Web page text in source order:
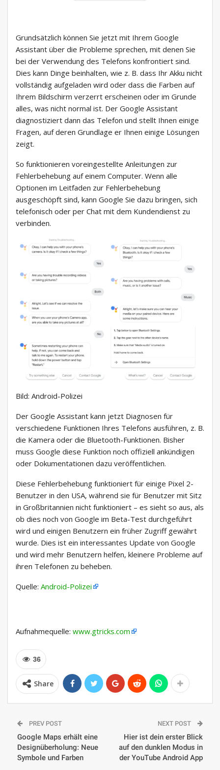
Grundsätzlich können Sie jetzt mit Ihrem Google
Assistant über die Probleme sprechen, mit denen Sie
bei der Verwendung des Telefons konfrontiert sind.
Dies kann Dinge beinhalten, wie z. B. dass Ihr Akku nicht
vollständig aufgeladen wird oder dass die Farben auf
Ihrem Bildschirm verzerrt erscheinen oder im Grunde
alles, was nicht normal ist. Der Google Assistant
diagnostiziert dann das Telefon und stellt Ihnen einige
Fragen, auf deren Grundlage er Ihnen einige Lösungen
zeigt.
So funktionieren voreingestellte Anleitungen zur
Fehlerbehebung auf einem Computer. Wenn alle
Optionen im Leitfaden zur Fehlerbehebung
ausgeschöpft sind, kann Google Sie dazu bringen, sich
telefonisch oder per Chat mit dem Kundendienst zu
verbinden.
Bild: Android-Polizei
Der Google Assistant kann jetzt Diagnosen für
verschiedene Funktionen Ihres Telefons ausführen, z. B.
die Kamera oder die Bluetooth-Funktionen. Bisher
muss Google diese Funktion noch offiziell ankündigen
oder Dokumentationen dazu veröffentlichen.
Diese Fehlerbehebung funktioniert für einige Pixel 2-
Benutzer in den USA, während sie für Benutzer mit Sitz
in Großbritannien nicht funktioniert – es sieht so aus, als
ob dies noch von Google im Beta-Test durchgeführt
wird und einigen Benutzern ein früher Zugriff gewährt
wurde. Dies ist ein interessantes Update von Google
und wird mehr Benutzern helfen, kleinere Probleme auf
ihren Telefonen zu beheben.
Quelle: Android-Polizei
Aufnahmequelle: www.gtricks.com
36
Share
PREV POST
Google Maps erhält eine
Designüberholung: Neue
Symbole und Farben
NEXT POST
Hier ist dein erster Blick
auf den dunklen Modus in
der YouTube Android App